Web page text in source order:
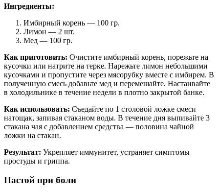
Ингредиенты:
Имбирный корень — 100 гр.
Лимон — 2 шт.
Мед — 100 гр.
Как приготовить: Очистите имбирный корень, порежьте на
кусочки или натрите на терке. Нарежьте лимон небольшими
кусочками и пропустите через мясорубку вместе с имбирем. В
полученную смесь добавьте мед и перемешайте. Настаивайте
в холодильнике в течение недели в плотно закрытой банке.
Как использовать: Съедайте по 1 столовой ложке смеси
натощак, запивая стаканом воды. В течение дня выпивайте 3
стакана чая с добавлением средства — половина чайной
ложки на стакан.
Результат: Укрепляет иммунитет, устраняет симптомы
простуды и гриппа.
Настой при боли